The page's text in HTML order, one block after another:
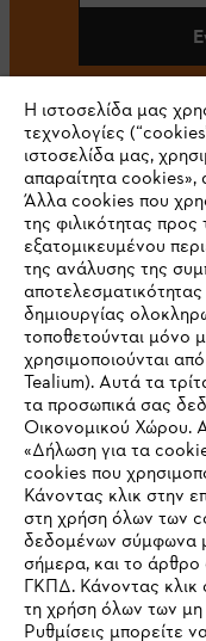
Εταιρεία
STIHL Συχνές
Service
IHR
Η ιστοσελίδα μας
τεχνολογίες
ιστοσελίδα μας,
απαραίτητα cookies»,
Άλλα cookies που
της φιλικότητας
εξατομικευμένου
της ανάλυσης της
δημιουργίας
τοποθετούνται μόνο
χρησιμοποιούνται
Tealium). Αυτά τα
τα προσωπικά σας
Οικονομικού Χώρου.
«Δήλωση για τα
cookies που
Κάνοντας κλικ στην
στη χρήση όλων των
δεδομένων σύμφωνα
σήμερα, και το άρθρο
ΓΚΠΔ. Κάνοντας κλικ
τη χρήση όλων των μη
Ρυθμίσεις μπορείτε